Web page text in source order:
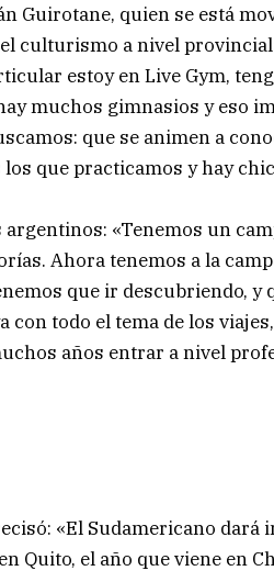
Guirotane, quien se está
culturismo a nivel
estoy en Live Gym,
muchos gimnasios y eso
que se animen a
que practicamos y hay
«Tenemos un
Ahora tenemos a la
que ir descubriendo, y
todo el tema de los
años entrar a nivel
«El Sudamericano dará
Quito, el año que viene en